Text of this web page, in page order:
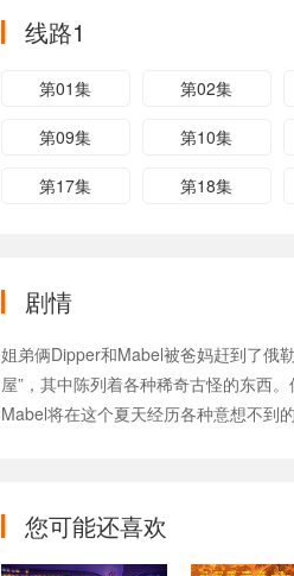
线路1
第01集 第02集
第09集 第10集
第17集 第18集
剧情
姐弟俩Dipper和Mabel被爸妈赶到了俄
屋”，其中陈列着各种稀奇古怪的东西
Mabel将在这个夏天经历各种意想不到
您可能还喜欢